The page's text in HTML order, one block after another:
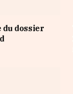
du dossier